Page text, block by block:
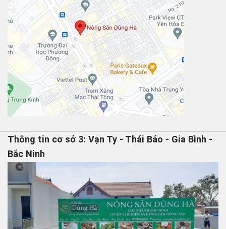
Thông tin cơ sở 3: Vạn Ty - Thái Bảo - Gia Bình -
Bắc Ninh